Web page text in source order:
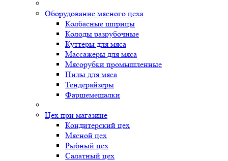
Оборудование мясного цеха
Колбасные шприцы
Колоды разрубочные
Куттеры для мяса
Массажеры для мяса
Мясорубки промышленные
Пилы для мяса
Тендерайзеры
Фаршемешалки
Цех при магазине
Кондитерский цех
Мясной цех
Рыбный цех
Салатный цех